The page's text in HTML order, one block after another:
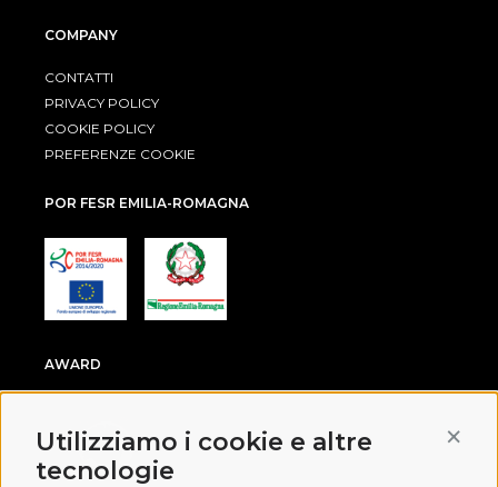
Utilizziamo i cookie e altre
tecnologie
COMPANY
CONTATTI
PRIVACY POLICY
COOKIE POLICY
PREFERENZE COOKIE
POR FESR EMILIA-ROMAGNA
AWARD